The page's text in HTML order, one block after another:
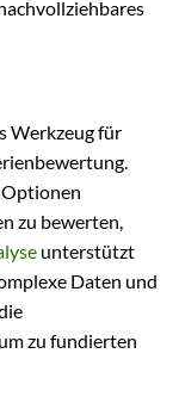
Werkzeug für
Optionen
zu bewerten,
unterstützt
Daten und
zu fundierten